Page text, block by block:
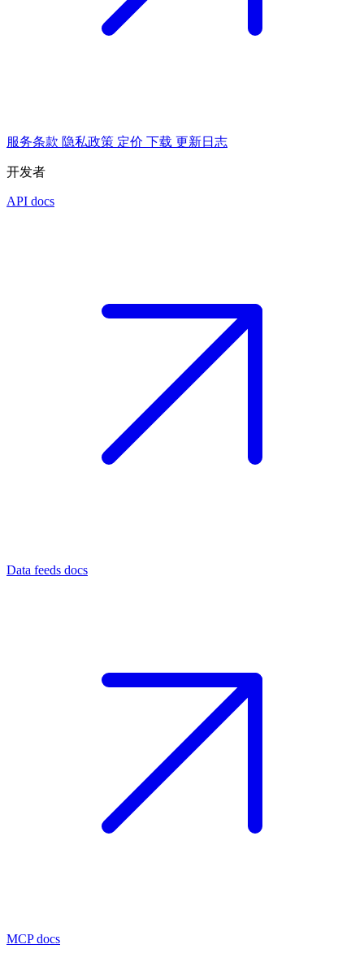
服务条款 隐私政策 定价 下载 更新日志
开发者
API docs
Data feeds docs
MCP docs